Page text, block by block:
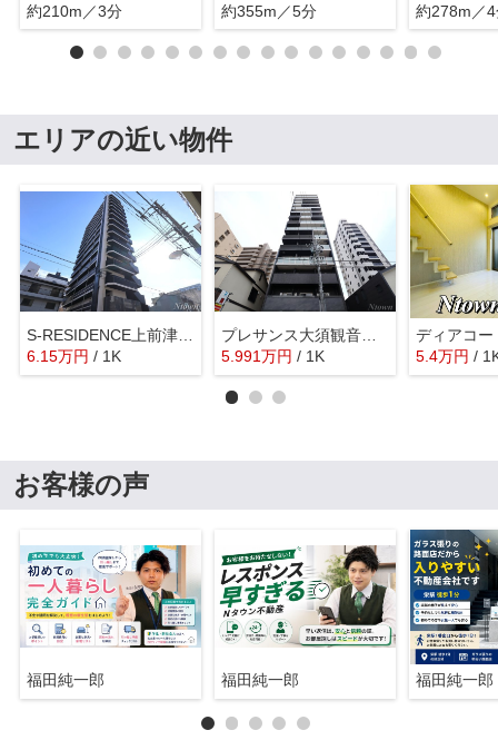
約210m／3分
約355m／5分
約278m／
エリアの近い物件
S-RESIDENCE上前津South
6.15万円 / 1K
プレサンス大須観音フィエスタ
5.991万円 / 1K
ディアコー
5.4万円 /
お客様の声
福田純一郎 福田純一郎 福田純一郎